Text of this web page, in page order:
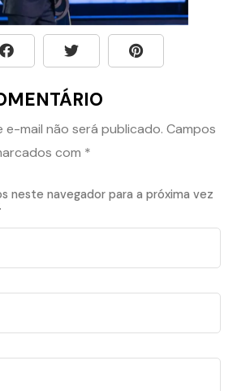
e-mail não será publicado. Campos
com *
neste navegador para a próxima vez